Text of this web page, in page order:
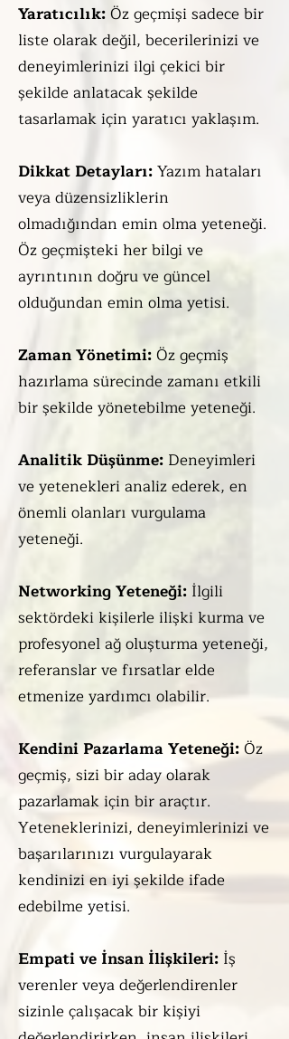
Yaratıcılık:Öz geçmişi sadece bir
liste olarak değil, becerilerinizi ve
deneyimlerinizi ilgi çekici bir
şekilde anlatacak şekilde
tasarlamak için yaratıcı yaklaşım.
Dikkat Detayları:Yazım hataları
veya düzensizliklerin
olmadığından emin olma yeteneği.
Öz geçmişteki her bilgi ve
ayrıntının doğru ve güncel
olduğundan emin olma yetisi.
Zaman Yönetimi:Öz geçmiş
hazırlama sürecinde zamanı etkili
bir şekilde yönetebilme yeteneği.
Analitik Düşünme: Deneyimleri
ve yetenekleri analiz ederek, en
önemli olanları vurgulama
yeteneği.
Networking Yeteneği: İlgili
sektördeki kişilerle ilişki kurma ve
profesyonel ağ oluşturma yeteneği,
referanslar ve fırsatlar elde
etmenize yardımcı olabilir.
Kendini Pazarlama Yeteneği:Öz
geçmiş, sizi bir aday olarak
pazarlamak için bir araçtır.
Yeteneklerinizi, deneyimlerinizi ve
başarılarınızı vurgulayarak
kendinizi en iyi şekilde ifade
edebilme yetisi.
Empati ve İnsan İlişkileri: İş
verenler veya değerlendirenler
sizinle çalışacak bir kişiyi